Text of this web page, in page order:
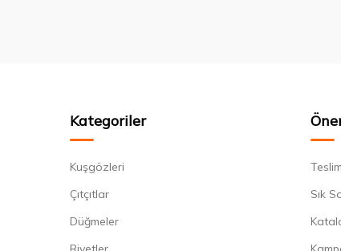
Kategoriler
Kuşgözleri
Çıtçıtlar
Düğmeler
Sık